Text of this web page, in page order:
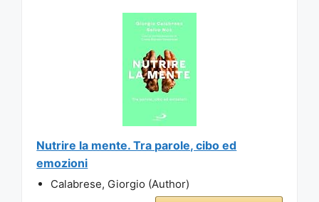
Nutrire la mente. Tra parole, cibo ed
emozioni
Calabrese, Giorgio (Author)